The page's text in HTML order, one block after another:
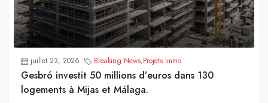
juillet 23, 2026 Breaking News,Projets Immo
Gesbró investit 50 millions d’euros dans 130
logements à Mijas et Málaga.